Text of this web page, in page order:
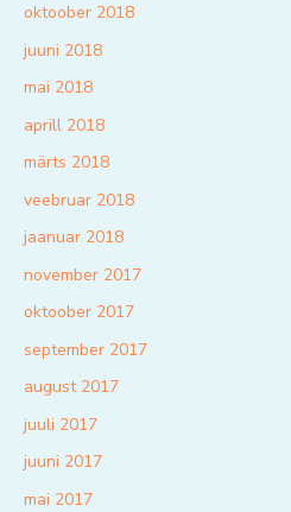
oktoober 2018
juuni 2018
mai 2018
aprill 2018
märts 2018
veebruar 2018
jaanuar 2018
november 2017
oktoober 2017
september 2017
august 2017
juuli 2017
juuni 2017
mai 2017